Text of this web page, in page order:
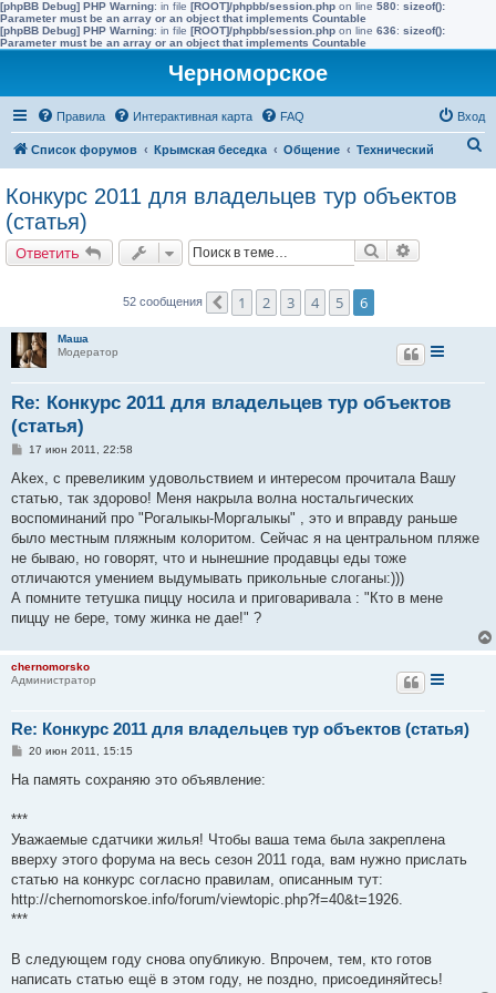
[phpBB Debug] PHP Warning: in file [ROOT]/phpbb/session.php on line 580: sizeof():
Parameter must be an array or an object that implements Countable
[phpBB Debug] PHP Warning: in file [ROOT]/phpbb/session.php on line 636: sizeof():
Parameter must be an array or an object that implements Countable
Черноморское
Правила Интерактивная карта FAQ Вход
Список форумов Крымская беседка Общение Технический
Конкурс 2011 для владельцев тур объектов
(статья)
Ответить Поиск
52 сообщения Пред.
1 2 3 4 5 6
Маша
Модератор
Re: Конкурс 2011 для владельцев тур объектов
(статья)
С
о
щ
е
и
е
17 июн 2011, 22:58
Akex, с превеликим удовольствием и интересом прочитала Вашу
статью, так здорово! Меня накрыла волна ностальгических
воспоминаний про "Рогалыкы-Моргалыкы" , это и вправду раньше
было местным пляжным колоритом. Сейчас я на центральном пляже
не бываю, но говорят, что и нынешние продавцы еды тоже
отличаются умением выдумывать прикольные слоганы:)))
А помните тетушка пиццу носила и приговаривала : "Кто в мене
пиццу не бере, тому жинка не дае!" ?
chernomorsko
Администратор
Re: Конкурс 2011 для владельцев тур объектов (статья)
С
о
е
и
е
20 июн 2011, 15:15
На память сохраняю это объявление:
***
Уважаемые сдатчики жилья! Чтобы ваша тема была закреплена
вверху этого форума на весь сезон 2011 года, вам нужно прислать
статью на конкурс согласно правилам, описанным тут:
http://chernomorskoe.info/forum/viewtopic.php?f=40&t=1926.
***
В следующем году снова опубликую. Впрочем, тем, кто готов
написать статью ещё в этом году, не поздно, присоединяйтесь!